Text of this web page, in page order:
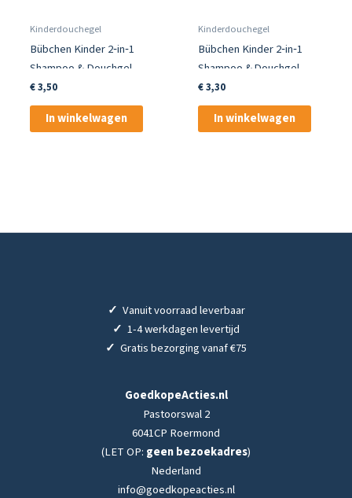
Kinderdouchegel
Bübchen Kinder 2‑in‑1
Shampoo & Douchgel
Pokémon Legends 230 ml
€3,50
In winkelwagen
Kinderdouchegel
Bübchen Kinder 2‑in‑1
Shampoo & Douchgel
Vleermuispootjes 230 ml
€3,30
In winkelwagen
✓ Vanuit voorraad leverbaar
✓ 1-4 werkdagen levertijd
✓ Gratis bezorging vanaf €75
GoedkopeActies.nl
Pastoorswal 2
6041CP Roermond
(LET OP: geen bezoekadres)
Nederland
info@goedkopeacties.nl